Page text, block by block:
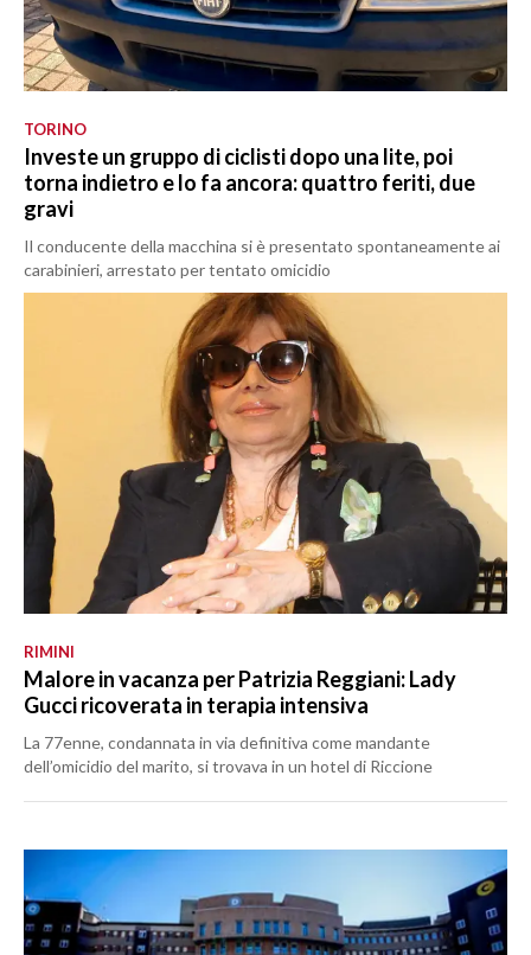
TORINO
Investe un gruppo di ciclisti dopo una lite, poi
torna indietro e lo fa ancora: quattro feriti, due
gravi
Il conducente della macchina si è presentato spontaneamente ai
carabinieri, arrestato per tentato omicidio
RIMINI
Malore in vacanza per Patrizia Reggiani: Lady
Gucci ricoverata in terapia intensiva
La 77enne, condannata in via definitiva come mandante
dell’omicidio del marito, si trovava in un hotel di Riccione